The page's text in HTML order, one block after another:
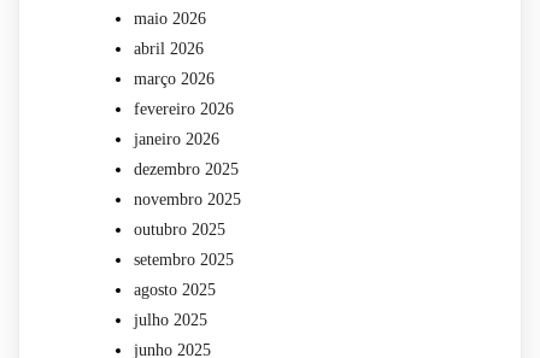
maio 2026
abril 2026
março 2026
fevereiro 2026
janeiro 2026
dezembro 2025
novembro 2025
outubro 2025
setembro 2025
agosto 2025
julho 2025
junho 2025